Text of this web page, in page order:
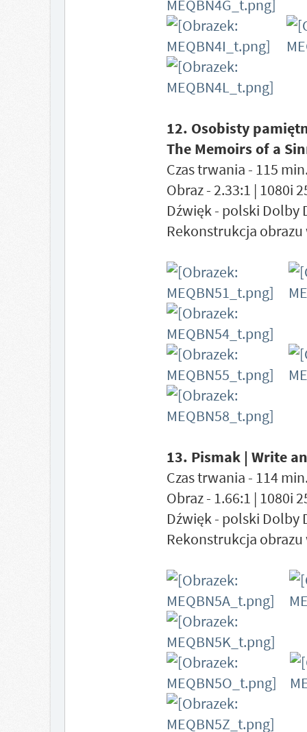
12. Osobisty
The Memoirs of a
Czas trwania - 115
Obraz - 2.33:1 | 1080i
Dźwięk - polski Dolby
Rekonstrukcja obrazu
13. Pismak | Write
Czas trwania - 114
Obraz - 1.66:1 | 1080i
Dźwięk - polski Dolby
Rekonstrukcja obrazu